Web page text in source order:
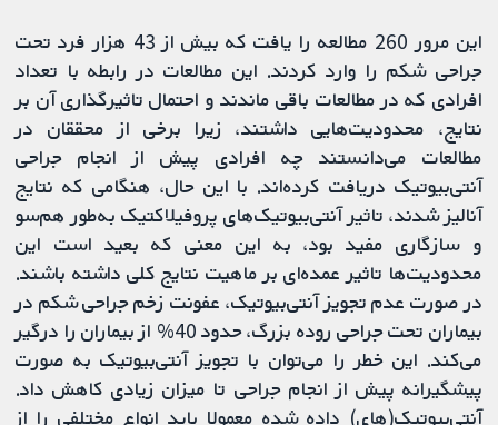
این مرور 260 مطالعه را یافت که بیش از 43 هزار فرد تحت
جراحی شکم را وارد کردند. این مطالعات در رابطه با تعداد
افرادی که در مطالعات باقی ماندند و احتمال تاثیرگذاری آن بر
نتایج، محدودیت‌هایی داشتند، زیرا برخی از محققان در
مطالعات می‌دانستند چه افرادی پیش از انجام جراحی
آنتی‌بیوتیک دریافت کرده‌اند. با این حال، هنگامی که نتایج
آنالیز شدند، تاثیر آنتی‌بیوتیک‌های پروفیلاکتیک به‌طور هم‌سو
و سازگاری مفید بود، به این معنی که بعید است این
محدودیت‌ها تاثیر عمده‌ای بر ماهیت نتایج کلی داشته باشند.
در صورت عدم تجویز آنتی‌بیوتیک، عفونت زخم جراحی شکم در
بیماران تحت جراحی روده بزرگ، حدود 40% از بیماران را درگیر
می‌کند. این خطر را می‌توان با تجویز آنتی‌بیوتیک به صورت
پیشگیرانه پیش از انجام جراحی تا میزان زیادی کاهش داد.
آنتی‌بیوتیک(های) داده شده معمولا باید انواع مختلفی را از